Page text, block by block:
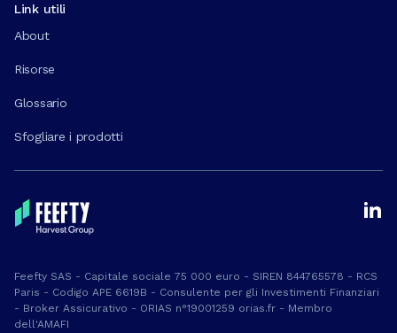
Link utili
About
Risorse
Glossario
Sfogliare i prodotti
Feefty SAS - Capitale sociale 75 000 euro - SIREN 844765578 - RCS
Paris - Codigo APE 6619B - Consulente per gli Investimenti Finanziari
- Broker Assicurativo - ORIAS n°19001259 orias.fr - Membro
dell'AMAFI